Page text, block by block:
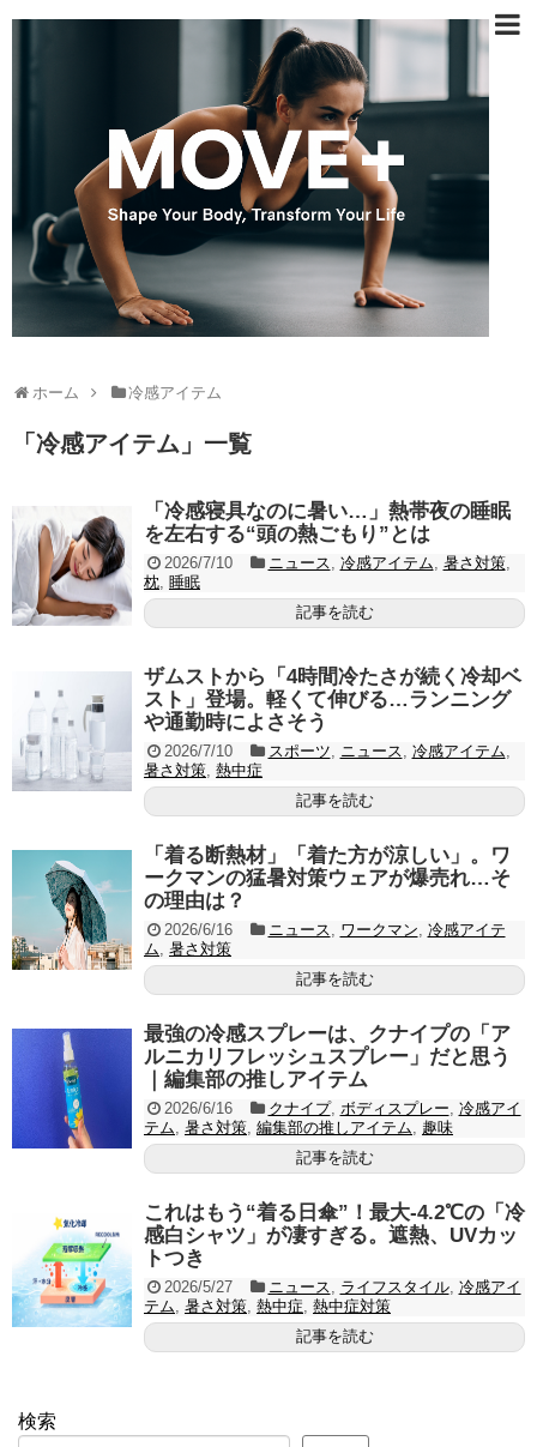
ホーム 冷感アイテム
「 冷感アイテム 」 一覧
「冷感寝具なのに暑い…」熱帯夜の睡眠
を左右する“頭の熱ごもり”とは
2026/7/10 ニュース 冷感アイテム 暑さ対策,
枕 睡眠
記事を読む
ザムストから「4時間冷たさが続く冷却ベ
スト」登場。軽くて伸びる…ランニング
や通勤時によさそう
2026/7/10 スポーツ ニュース 冷感アイテム
暑さ対策 熱中症
記事を読む
「着る断熱材」「着た方が涼しい」。ワ
ークマンの猛暑対策ウェアが爆売れ…そ
の理由は？
2026/6/16 ニュース ワークマン 冷感アイテ
ム 暑さ対策
記事を読む
最強の冷感スプレーは、クナイプの「ア
ルニカリフレッシュスプレー」だと思う
｜編集部の推しアイテム
2026/6/16 クナイプ, ボディスプレー 冷感アイ
テム 暑さ対策 編集部の推しアイテム
趣味
記事を読む
これはもう“着る日傘”！最大-4.2℃の「冷
感白シャツ」が凄すぎる。遮熱、UVカッ
トつき
2026/5/27 ニュース ライフスタイル, 冷感アイ
テム 暑さ対策 熱中症 熱中症対策
記事を読む
検索